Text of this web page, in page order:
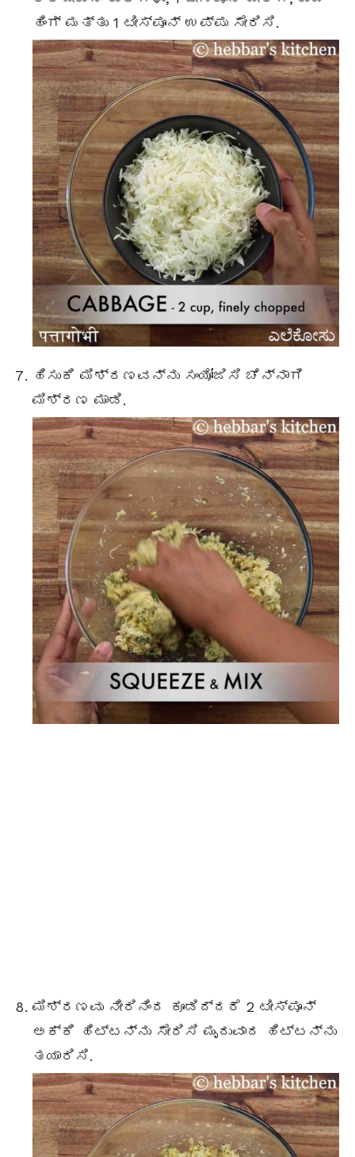
ಹಿಂಗ್ ಮತ್ತು 1 ಟೀಸ್ಪೂನ್ ಉಪ್ಪು ಸೇರಿಸಿ.
ಹಿಸುಕಿ ಮಿಶ್ರಣವನ್ನು ಸಂಯೋಜಿಸಿ ಚೆನ್ನಾಗಿ
ಮಿಶ್ರಣ ಮಾಡಿ.
ಮಿಶ್ರಣವು ನೀರಿನಿಂದ ಕೂಡಿದ್ದರೆ 2 ಟೀಸ್ಪೂನ್
ಅಕ್ಕಿ ಹಿಟ್ಟನ್ನು ಸೇರಿಸಿ ಮೃದುವಾದ ಹಿಟ್ಟನ್ನು
ತಯಾರಿಸಿ.